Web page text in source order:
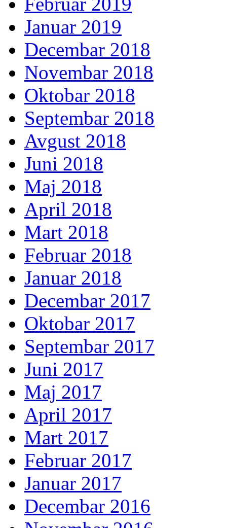
Januar 2019
Decembar 2018
Novembar 2018
Oktobar 2018
Septembar 2018
Avgust 2018
Juni 2018
Maj 2018
April 2018
Mart 2018
Februar 2018
Januar 2018
Decembar 2017
Oktobar 2017
Septembar 2017
Juni 2017
Maj 2017
April 2017
Mart 2017
Februar 2017
Januar 2017
Decembar 2016